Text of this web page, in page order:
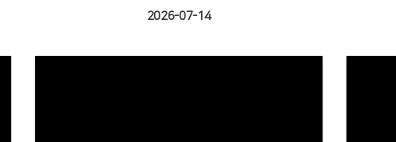
2026-07-14